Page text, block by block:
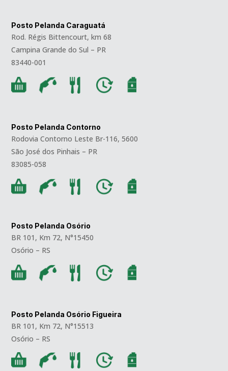
Posto Pelanda Caraguatá
Rod. Régis Bittencourt, km 68
Campina Grande do Sul – PR
83440-001
Posto Pelanda Contorno
Rodovia Contorno Leste Br-116, 5600
São José dos Pinhais – PR
83085-058
Posto Pelanda Osório
BR 101, Km 72, N°15450
Osório – RS
Posto Pelanda Osório Figueira
BR 101, Km 72, N°15513
Osório – RS